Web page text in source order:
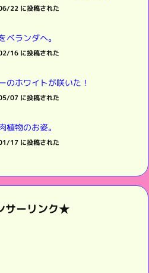
22 に投稿された
ベランダへ。
16 に投稿された
のホワイトが咲いた！
07 に投稿された
植物のお姿。
17 に投稿された
サーリンク★